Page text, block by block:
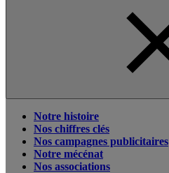
Notre histoire
Nos chiffres clés
Nos campagnes publicitaires
Notre mécénat
Nos associations